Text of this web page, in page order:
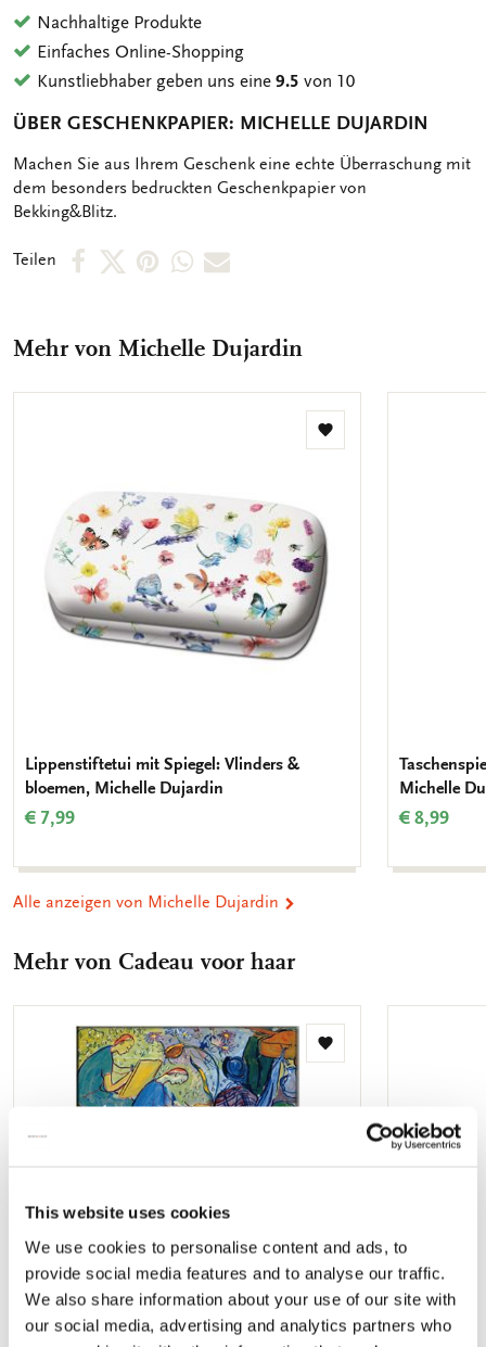
This website uses cookies
We use cookies to personalise content and ads, to
provide social media features and to analyse our traffic.
We also share information about your use of our site with
our social media, advertising and analytics partners who
Nachhaltige Produkte
Einfaches Online-Shopping
Kunstliebhaber geben uns eine9.5 von 10
ÜBER GESCHENKPAPIER: MICHELLE DUJARDIN
OMSCHRIJVING
Machen Sie aus Ihrem Geschenk eine echte Überraschung mit
dem besonders bedruckten Geschenkpapier von
Bekking&Blitz.
Teilen
Per Per Per PerPer
teilen
Mehr von Michelle Dujardin
Zur
Lippenstiftetui mit Spiegel: Vlinders &
bloemen, Michelle Dujardin
€ 7,99
Michelle
€ 8,99
Alle anzeigen von Michelle Dujardin
Mehr von Cadeau voor haar
Zur